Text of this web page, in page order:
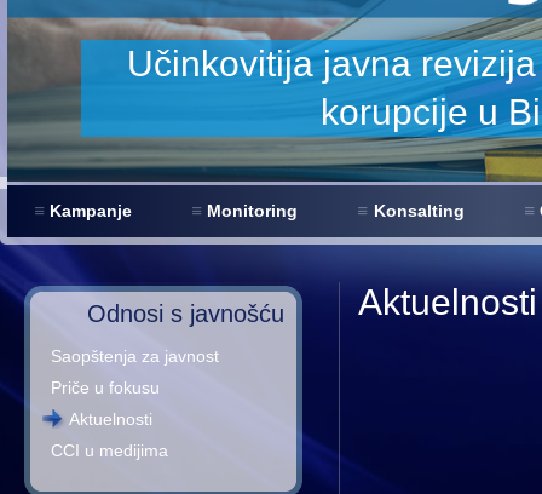
Kampanje Monitoring Konsalting
Odnosi s javnošću
Saopštenja za javnost
Priče u fokusu
Aktuelnosti
CCI u medijima
Aktuelnosti